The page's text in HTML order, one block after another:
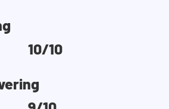
10/10